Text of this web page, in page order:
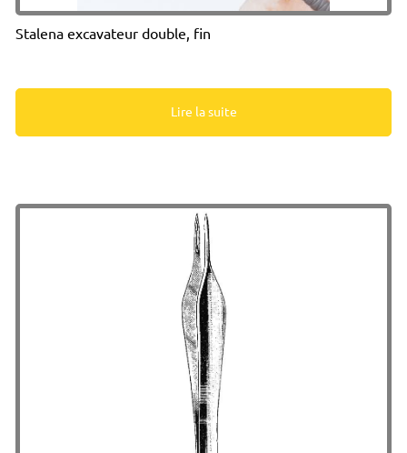
Stalena excavateur double, fin
Lire la suite